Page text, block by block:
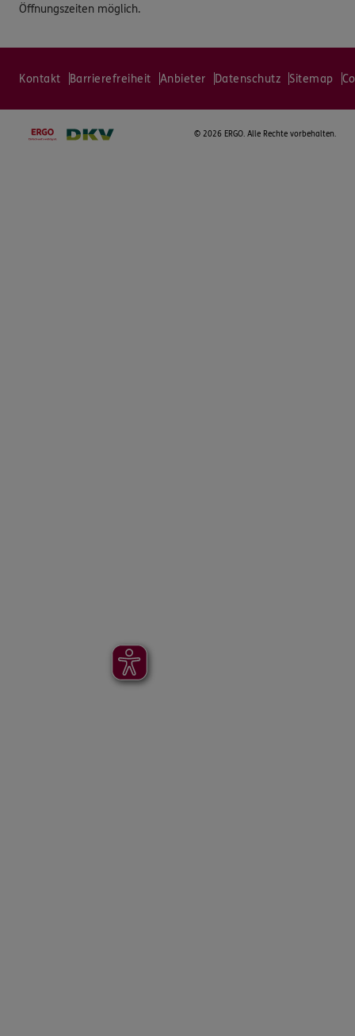
Öffnungszeiten möglich.
Kontakt Barrierefreiheit Anbieter Datenschutz Sitemap
© 2026 ERGO. Alle Rechte vorbehalten.